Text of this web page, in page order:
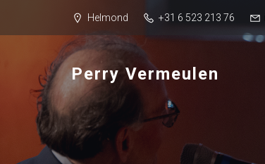
Helmond +31 6 523 213 76
Perry Vermeulen